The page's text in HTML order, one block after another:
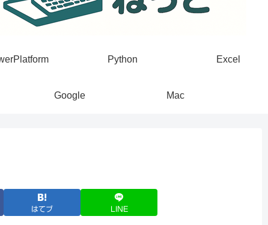
Python Excel
Google Mac
はてブ LINE